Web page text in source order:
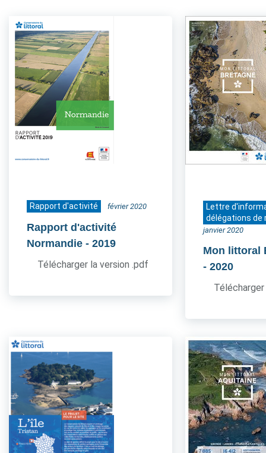
Rapport d'activité février 2020
Rapport d'activité
Normandie - 2019
Télécharger la version .pdf
Lettre
délégations de
janvier 2020
Mon littoral
- 2020